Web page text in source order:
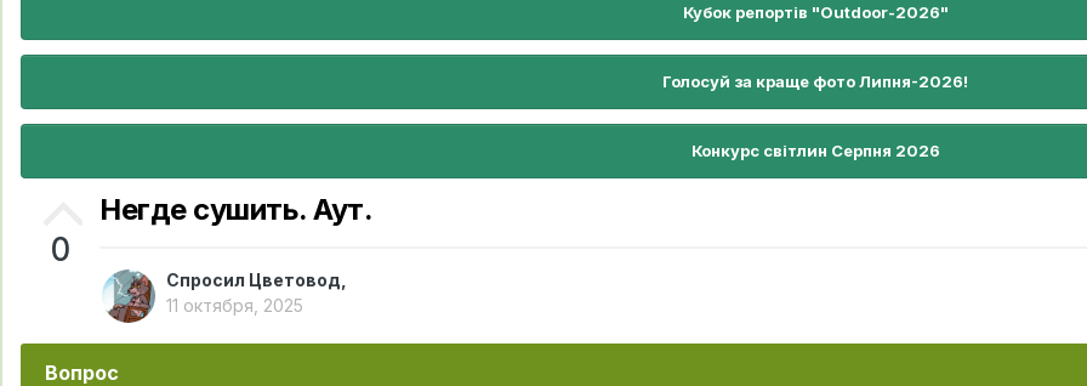
Кубок репортів "Outdoor-2026"
Голосуй за краще фото Липня-2026!
Конкурс світлин Серпня 2026
0
Негде сушить. Аут.
Спросил Цветовод
11 октября, 2025
Вопрос